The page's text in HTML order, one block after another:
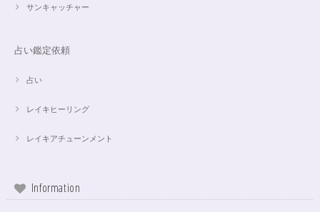
サンキャッチャー
占い鑑定依頼
占い
レイキヒーリング
レイキアチューンメント
Information